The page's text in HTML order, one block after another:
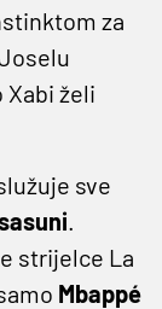
za
Xabi želi
sve
.
strijelce La
Mbappé